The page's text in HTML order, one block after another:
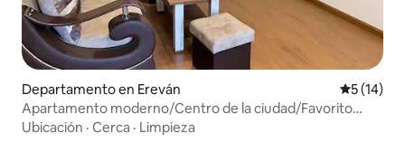
Departamento en Ereván
5 (14)
Apartamento moderno/Centro de la ciudad/Favorito
entre huéspedes/
Ubicación · Cerca · Limpieza